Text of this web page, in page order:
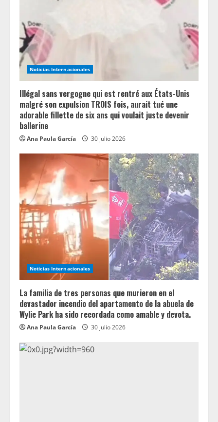
d
i
n
g Noticias Internacionales
Illégal sans vergogne qui est rentré aux États-Unis
malgré son expulsion TROIS fois, aurait tué une
adorable fillette de six ans qui voulait juste devenir
ballerine
Ana Paula García 30 julio 2026
Noticias Internacionales
La familia de tres personas que murieron en el
devastador incendio del apartamento de la abuela de
Wylie Park ha sido recordada como amable y devota.
Ana Paula García 30 julio 2026